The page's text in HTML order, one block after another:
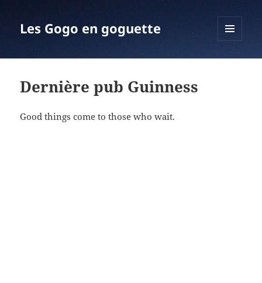
Les Gogo en goguette
Dernière pub Guinness
Good things come to those who wait.